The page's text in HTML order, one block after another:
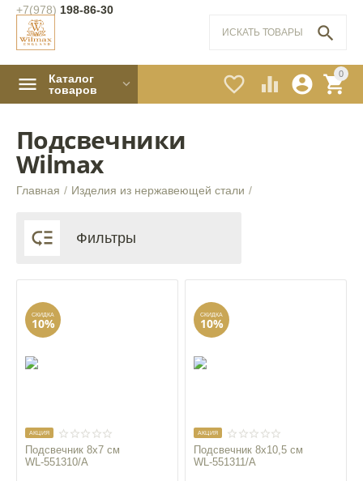
+7(978) 198-86-30
0


 

Каталог
товаров
Подсвечники
Wilmax
Главная / Изделия из нержавеющей стали /
 Фильтры
СКИДКА
10%
AКЦИЯ
Подсвечник 8x7 см
WL‑551310/A
СКИДКА
10%
AКЦИЯ
Подсвечник 8x10,5 см
WL‑551311/A